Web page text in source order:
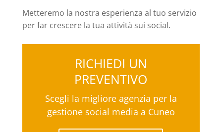
Metteremo la nostra esperienza al tuo servizio
per far crescere la tua attività sui social.
RICHIEDI UN
PREVENTIVO
Scegli la migliore agenzia per la
gestione social media a Cuneo